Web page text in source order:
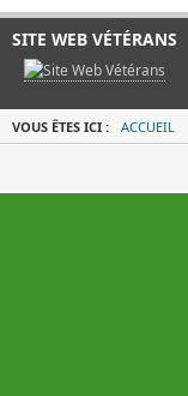
SITE WEB VÉTÉRANS
VOUS ÊTES ICI : ACCUEIL